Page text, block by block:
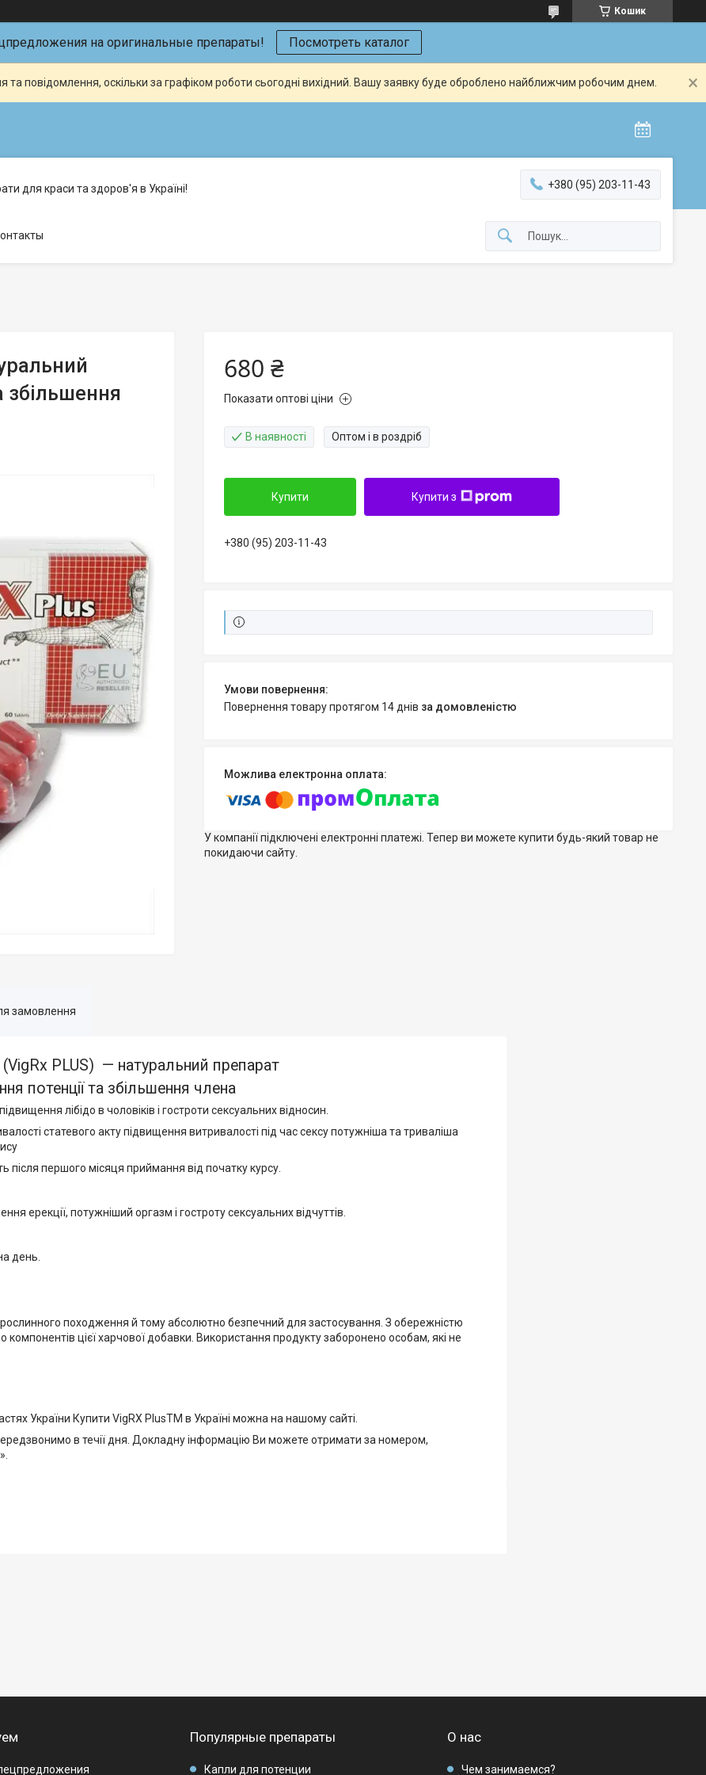
Кошик
на оригинальные препараты! Посмотреть каталог
повідомлення, оскільки за графіком роботи сьогодні вихідний. Вашу заявку буде оброблено найближчим робочим днем.
для краси та здоров'я в Україні! +380 (95) 203-11-43
збільшення
680 ₴
Показати оптові ціни
В наявності Оптом і в роздріб
Купити Купити з
+380 (95) 203-11-43
повернення товару протягом 14 днів за домовленістю
У компанії підключені електронні платежі. Тепер ви можете купити будь-який товар не
покидаючи сайту.
замовлення
(VigRx PLUS) — натуральний препарат
потенції та збільшення члена
лібідо в чоловіків і гостроти сексуальних відносин.
статевого акту підвищення витривалості під час сексу потужніша та триваліша
після першого місяця приймання від початку курсу.
ерекції, потужніший оргазм і гостроту сексуальних відчуттів.
день.
походження й тому абсолютно безпечний для застосування. З обережністю
цієї харчової добавки. Використання продукту заборонено особам, які не
України Купити VigRX PlusTM в Україні можна на нашому сайті.
в течії дня. Докладну інформацію Ви можете отримати за номером,
Популярные препараты
Капли для потенции
О нас
Чем занимаемся?